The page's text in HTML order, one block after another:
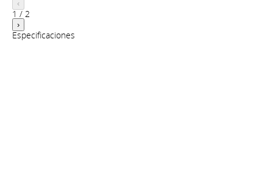
‹
1 / 2
›
Especificaciones